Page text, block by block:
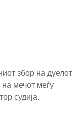
збор на дуелот
на мечот меѓу
судија.